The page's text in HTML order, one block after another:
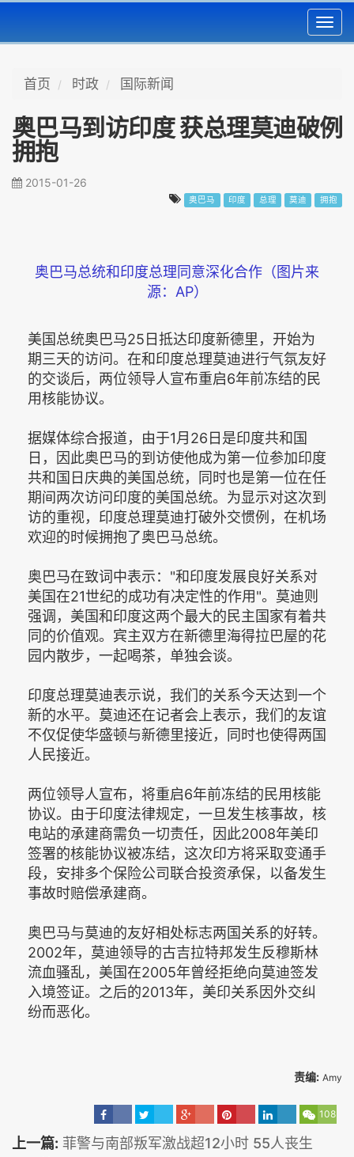
首页 时政 国际新闻
奥巴马到访印度 获总理莫迪破例
拥抱
2015-01-26
奥巴马 印度 总理 莫迪 拥抱
奥巴马总统和印度总理同意深化合作（图片来
源：AP）
美国总统奥巴马25日抵达印度新德里，开始为
期三天的访问。在和印度总理莫迪进行气氛友好
的交谈后，两位领导人宣布重启6年前冻结的民
用核能协议。
据媒体综合报道，由于1月26日是印度共和国
日，因此奥巴马的到访使他成为第一位参加印度
共和国日庆典的美国总统，同时也是第一位在任
期间两次访问印度的美国总统。为显示对这次到
访的重视，印度总理莫迪打破外交惯例，在机场
欢迎的时候拥抱了奥巴马总统。
奥巴马在致词中表示："和印度发展良好关系对
美国在21世纪的成功有决定性的作用"。莫迪则
强调，美国和印度这两个最大的民主国家有着共
同的价值观。宾主双方在新德里海得拉巴屋的花
园内散步，一起喝茶，单独会谈。
印度总理莫迪表示说，我们的关系今天达到一个
新的水平。莫迪还在记者会上表示，我们的友谊
不仅促使华盛顿与新德里接近，同时也使得两国
人民接近。
两位领导人宣布，将重启6年前冻结的民用核能
协议。由于印度法律规定，一旦发生核事故，核
电站的承建商需负一切责任，因此2008年美印
签署的核能协议被冻结，这次印方将采取变通手
段，安排多个保险公司联合投资承保，以备发生
事故时赔偿承建商。
奥巴马与莫迪的友好相处标志两国关系的好转。
2002年，莫迪领导的古吉拉特邦发生反穆斯林
流血骚乱，美国在2005年曾经拒绝向莫迪签发
入境签证。之后的2013年，美印关系因外交纠
纷而恶化。
责编: Amy
108
上一篇: 菲警与南部叛军激战超12小时 55人丧生